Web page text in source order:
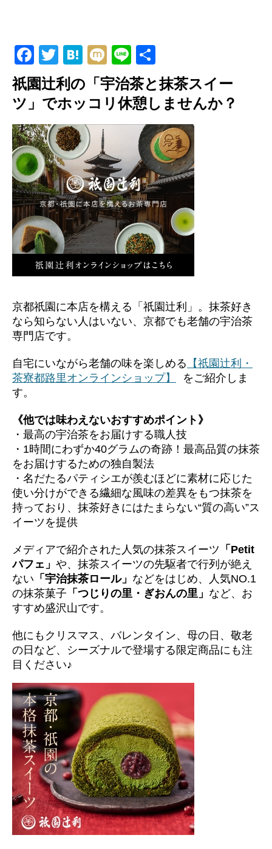
F
a
c
b
o
o
k
T
wi
tt
er
H
at
e
n
a
M
ixi
Li
n
e
有
祇園辻利の「宇治茶と抹茶スイー
ツ」でホッコリ休憩しませんか？
京都祇園に本店を構える「祇園辻利」。抹茶好き
なら知らない人はいない、京都でも老舗の宇治茶
専門店です。
自宅にいながら老舗の味を楽しめる 【祇園辻利・
茶寮都路里オンラインショップ】
をご紹介しま
す。
《他では味わえないおすすめポイント》
・最高の宇治茶をお届けする職人技
・1時間にわずか40グラムの奇跡！最高品質の抹茶
をお届けするための独自製法
・名だたるパティシエが羨むほどに素材に応じた
使い分けができる繊細な風味の差異をもつ抹茶を
持っており、抹茶好きにはたまらない“質の高い”ス
イーツを提供
メディアで紹介された人気の抹茶スイーツ 「Petit
パフェ」 や、抹茶スイーツの先駆者で行列が絶え
ない 「宇治抹茶ロール」 などをはじめ、人気NO.1
の抹茶菓子 「つじりの里・ぎおんの里」 など、お
すすめ盛沢山です。
他にもクリスマス、バレンタイン、母の日、敬老
の日など、シーズナルで登場する限定商品にも注
目ください♪